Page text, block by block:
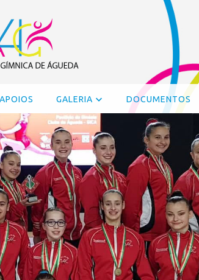
APOIOS GALERIA DOCUMENTOS